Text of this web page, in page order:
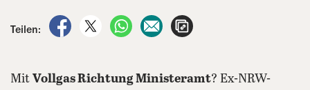
Teilen:
auf Facebook teilen
auf X teilenper WhatsApp teilen
per E-Mail teilen
Mit Vollgas Richtung Ministeramt? Ex-NRW-